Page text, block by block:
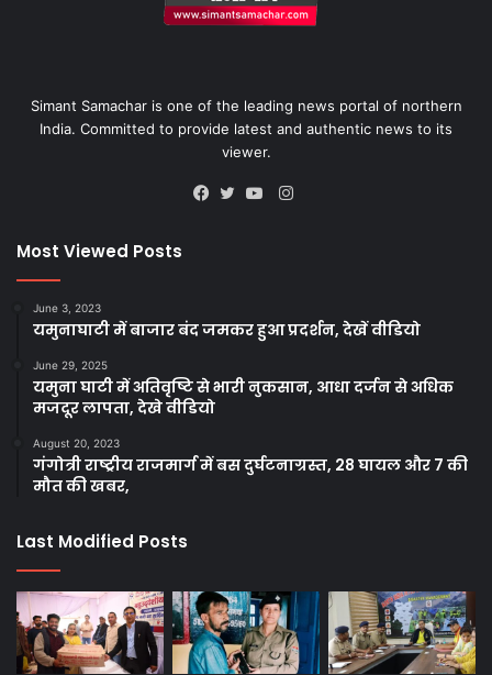
Simant Samachar is one of the leading news portal of northern
India. Committed to provide latest and authentic news to its
viewer.
Instagram
Most Viewed Posts
June 3, 2023
यमुनाघाटी में बाजार बंद जमकर हुआ प्रदर्शन, देखें वीडियो
June 29, 2025
यमुना घाटी में अतिवृष्टि से भारी नुकसान, आधा दर्जन से अधिक
मजदूर लापता, देखे वीडियो
August 20, 2023
गंगोत्री राष्ट्रीय राजमार्ग में बस दुर्घटनाग्रस्त, 28 घायल और 7 की
मौत की खबर,
Last Modified Posts